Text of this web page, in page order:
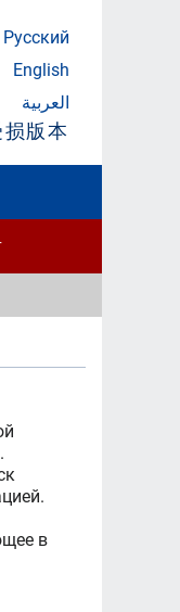
Русский
English
العربية
版本
в